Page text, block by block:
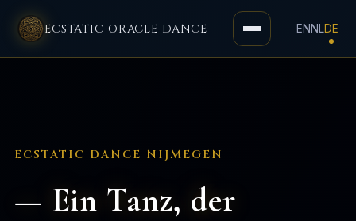
ECSTATIC ORACLE DANCE
Toggle
navigation
EN NLDE
ECSTATIC DANCE NIJMEGEN
— Ein Tanz, der